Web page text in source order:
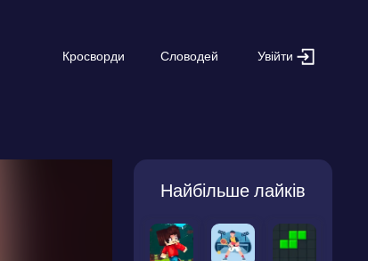
Кросворди Словодей Увійти
Найбільше лайків